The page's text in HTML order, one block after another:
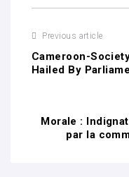
Previous article
Cameroon-
Hailed By
Morale :
par la